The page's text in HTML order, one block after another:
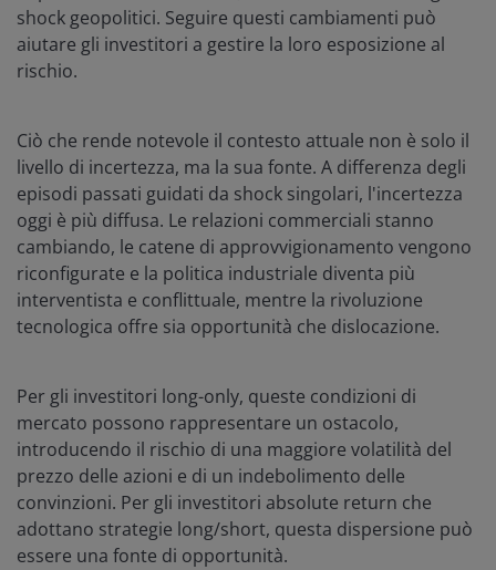
shock geopolitici. Seguire questi cambiamenti può
aiutare gli investitori a gestire la loro esposizione al
rischio.
Ciò che rende notevole il contesto attuale non è solo il
livello di incertezza, ma la sua fonte. A differenza degli
episodi passati guidati da shock singolari, l'incertezza
oggi è più diffusa. Le relazioni commerciali stanno
cambiando, le catene di approvvigionamento vengono
riconfigurate e la politica industriale diventa più
interventista e conflittuale, mentre la rivoluzione
tecnologica offre sia opportunità che dislocazione.
Per gli investitori long-only, queste condizioni di
mercato possono rappresentare un ostacolo,
introducendo il rischio di una maggiore volatilità del
prezzo delle azioni e di un indebolimento delle
convinzioni. Per gli investitori absolute return che
adottano strategie long/short, questa dispersione può
essere una fonte di opportunità.